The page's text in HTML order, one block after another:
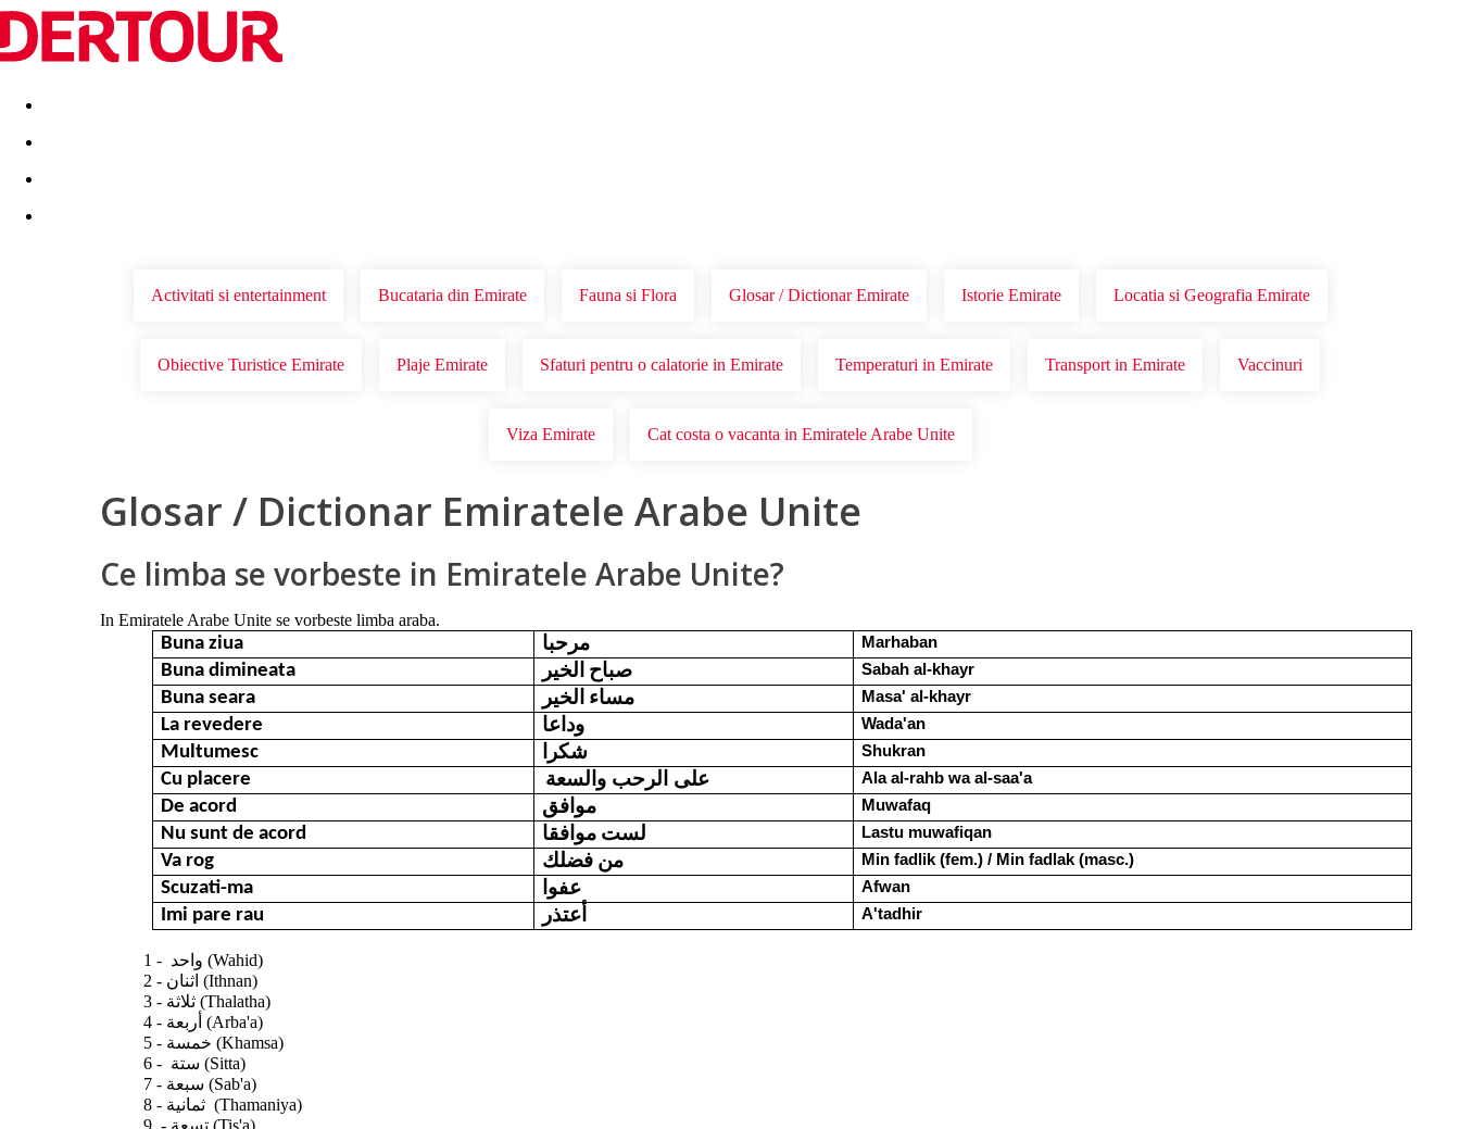
Destinatii Vacanta perfecta OFERTE DE NERATAT
Activitati si entertainment Bucataria din Emirate Fauna si Flora Glosar / Dictionar Emirate Istorie Emirate Locatia si Geografia Emirate
Obiective Turistice Emirate Plaje Emirate Sfaturi pentru o calatorie in Emirate Temperaturi in Emirate Transport in Emirate Vaccinuri
Viza Emirate Cat costa o vacanta in Emiratele Arabe Unite
Glosar / Dictionar Emiratele Arabe Unite
Ce limba se vorbeste in Emiratele Arabe Unite?
In Emiratele Arabe Unite se vorbeste limba araba.
Buna ziua مرحبا Marhaban
Buna dimineata صباح الخير Sabah al-khayr
Buna seara مساء الخير Masa' al-khayr
La revedere وداعا Wada'an
Multumesc شكرا Shukran
Cu placere على الرحب والسعة Ala al-rahb wa al-saa'a
De acord موافق Muwafaq
Nu sunt de acord لست موافقا Lastu muwafiqan
Va rog من فضلك Min fadlik (fem.) / Min fadlak (masc.)
Scuzati-ma عفوا Afwan
Imi pare rau أعتذر A'tadhir
1 - واحد (Wahid)
2 - اثنان (Ithnan)
3 - ثلاثة (Thalatha)
4 - أربعة (Arba'a)
5 - خمسة (Khamsa)
6 - ستة (Sitta)
7 - سبعة (Sab'a)
8 - ثمانية (Thamaniya)
9 - تسعة (Tis'a)